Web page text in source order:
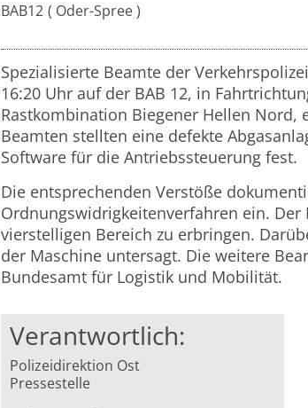
BAB12 Oder-Spree
Spezialisierte Beamte der
16:20 Uhr auf der BAB 12, in
Rastkombination Biegener Hellen Nord,
Beamten stellten eine defekte
Software für die Antriebssteuerung fest.
Die entsprechenden Verstöße
Ordnungswidrigkeitenverfahren ein.
vierstelligen Bereich zu erbringen.
der Maschine untersagt. Die weitere
Bundesamt für Logistik und Mobilität.
Verantwortlich:
Polizeidirektion Ost
Pressestelle